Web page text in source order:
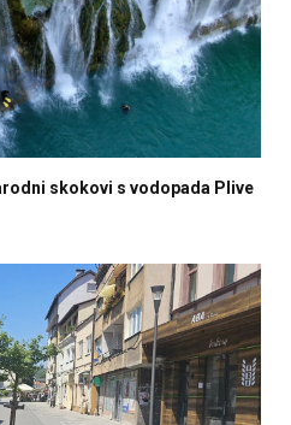
skokovi s vodopada Plive